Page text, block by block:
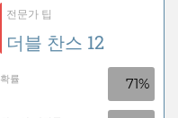
전문가 팁
더블 찬스 12
확률 71%